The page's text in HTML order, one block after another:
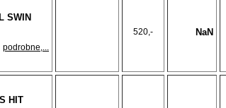
SWIN
podrobne,...
520,- NaN
HIT